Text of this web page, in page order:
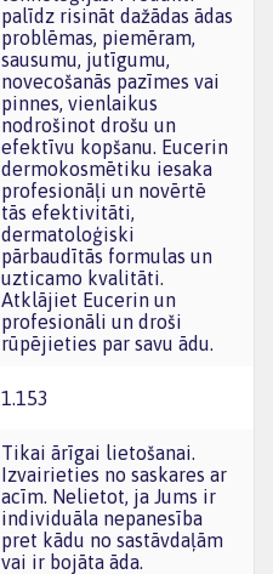
palīdz risināt dažādas ādas
problēmas, piemēram,
sausumu, jutīgumu,
novecošanās pazīmes vai
pinnes, vienlaikus
nodrošinot drošu un
efektīvu kopšanu. Eucerin
dermokosmētiku iesaka
profesionāļi un novērtē
tās efektivitāti,
dermatoloģiski
pārbaudītās formulas un
uzticamo kvalitāti.
Atklājiet Eucerin un
profesionāli un droši
rūpējieties par savu ādu.
1.153
Tikai ārīgai lietošanai.
Izvairieties no saskares ar
acīm. Nelietot, ja Jums ir
individuāla nepanesība
pret kādu no sastāvdaļām
vai ir bojāta āda.